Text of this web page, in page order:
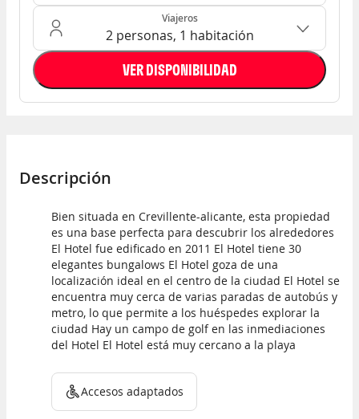
Viajeros
2 personas, 1 habitación
VER DISPONIBILIDAD
Descripción
Bien situada en Crevillente-alicante, esta propiedad
es una base perfecta para descubrir los alrededores
El Hotel fue edificado en 2011 El Hotel tiene 30
elegantes bungalows El Hotel goza de una
localización ideal en el centro de la ciudad El Hotel se
encuentra muy cerca de varias paradas de autobús y
metro, lo que permite a los huéspedes explorar la
ciudad Hay un campo de golf en las inmediaciones
del Hotel El Hotel está muy cercano a la playa
Accesos adaptados